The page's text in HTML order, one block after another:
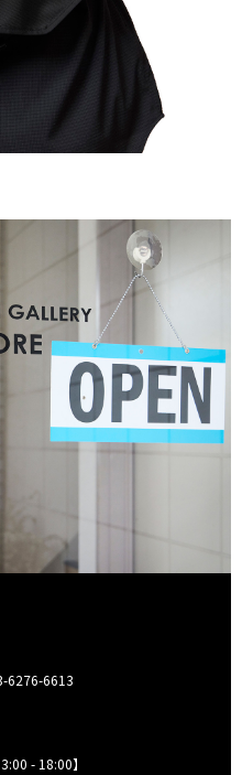
6276-6613
- 18:00】